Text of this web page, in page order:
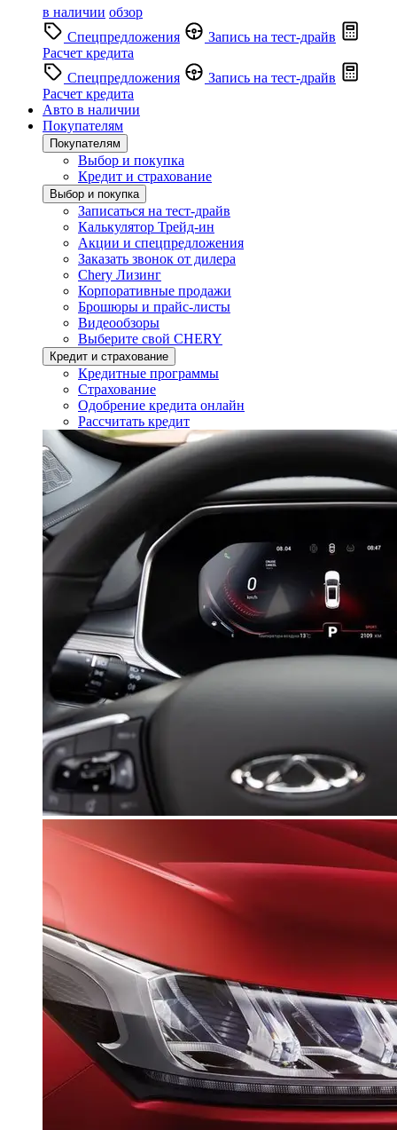
в наличии обзор
Спецпредложения
Запись на тест-драйв
Расчет кредита
Спецпредложения
Запись на тест-драйв
Расчет кредита
Авто в наличии
Покупателям
Покупателям
Выбор и покупка
Кредит и страхование
Выбор и покупка
Записаться на тест-драйв
Калькулятор Трейд-ин
Акции и спецпредложения
Заказать звонок от дилера
Chery Лизинг
Корпоративные продажи
Брошюры и прайс-листы
Видеообзоры
Выберите свой CHERY
Кредит и страхование
Кредитные программы
Страхование
Одобрение кредита онлайн
Рассчитать кредит